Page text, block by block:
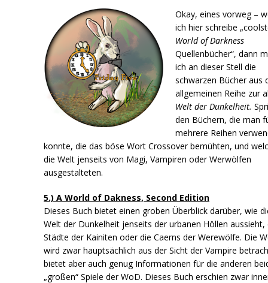
Okay, eines vorweg –
ich hier schreibe
World of Darkness
Quellenbücher“, dann
ich an dieser Stell die
schwarzen Bücher aus
allgemeinen Reihe zur
Welt der Dunkelheit.
den Büchern, die man
mehrere Reihen
konnte, die das böse Wort Crossover bemühten, und
die Welt jenseits von Magi, Vampiren oder Werwölfen
ausgestalteten.
5.) A World of Dakness, Second Edition
Dieses Buch bietet einen groben Überblick darüber, wie
Welt der Dunkelheit jenseits der urbanen Höllen aussieht,
Städte der Kainiten oder die Caerns der Werewölfe. Die
wird zwar hauptsächlich aus der Sicht der Vampire
bietet aber auch genug Informationen für die anderen
„großen“ Spiele der WoD. Dieses Buch erschien zwar